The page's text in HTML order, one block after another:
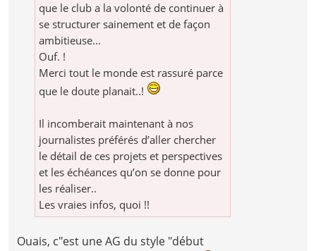
que le club a la volonté de continuer à
se structurer sainement et de façon
ambitieuse…
Ouf. !
Merci tout le monde est rassuré parce
que le doute planait..!
Il incomberait maintenant à nos
journalistes préférés d’aller chercher
le détail de ces projets et perspectives
et les échéances qu’on se donne pour
les réaliser..
Les vraies infos, quoi !!
Ouais, c"est une AG du style "début